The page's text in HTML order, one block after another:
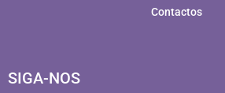
SIGA-NOS
Contactos